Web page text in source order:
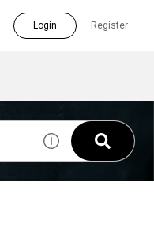
Register
Login